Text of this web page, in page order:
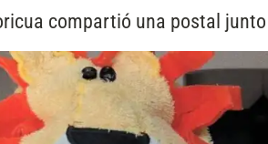
compartió una postal